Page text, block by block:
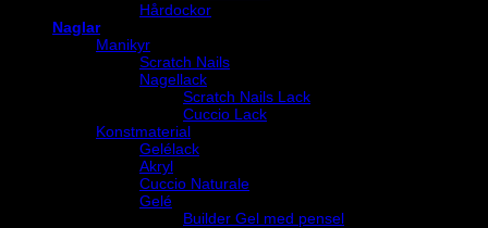
Hårdockor
Naglar
Manikyr
Scratch Nails
Nagellack
Scratch Nails Lack
Cuccio Lack
Konstmaterial
Gelélack
Akryl
Cuccio Naturale
Gelé
Builder Gel med pensel